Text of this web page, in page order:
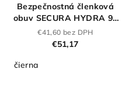
Bezpečnostná členková
obuv SECURA HYDRA 91
255 S3 čierna
€41,60 bez DPH
€51,17
čierna